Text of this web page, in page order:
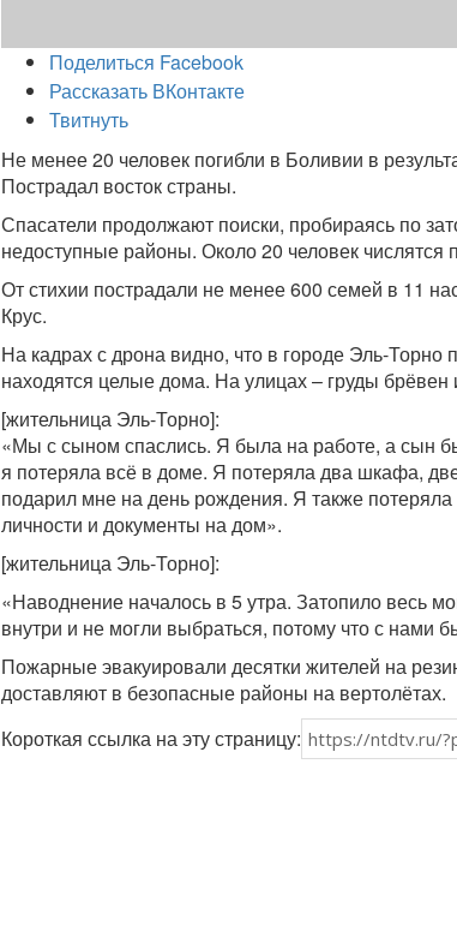
Поделиться Facebook
Рассказать ВКонтакте
Твитнуть
Не менее 20 человек погибли в Боливии в
Пострадал восток страны.
Спасатели продолжают поиски, пробираясь по
недоступные районы. Около 20 человек числятся
От стихии пострадали не менее 600 семей в 11
Крус.
На кадрах с дрона видно, что в городе Эль-Торно
находятся целые дома. На улицах – груды брёвен
[жительница Эль-Торно]:
«Мы с сыном спаслись. Я была на работе, а сын
я потеряла всё в доме. Я потеряла два шкафа,
подарил мне на день рождения. Я также
личности и документы на дом».
[жительница Эль-Торно]:
«Наводнение началось в 5 утра. Затопило весь
внутри и не могли выбраться, потому что с нами
Пожарные эвакуировали десятки жителей на
доставляют в безопасные районы на вертолётах.
Короткая ссылка на эту страницу: